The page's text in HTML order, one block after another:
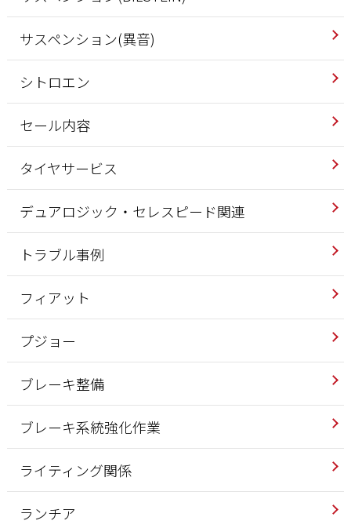
サスペンション(異音)
シトロエン
セール内容
タイヤサービス
デュアロジック・セレスピード関連
トラブル事例
フィアット
プジョー
ブレーキ整備
ブレーキ系統強化作業
ライティング関係
ランチア